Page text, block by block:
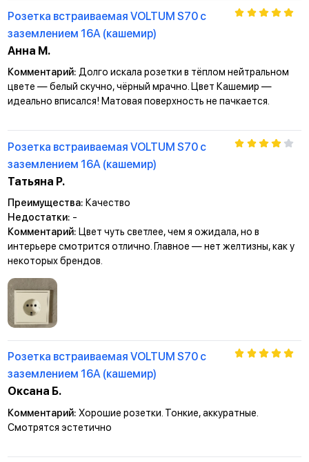
Розетка встраиваемая VOLTUM S70 с
заземлением 16А (кашемир)
Анна М.
Комментарий: Долго искала розетки в тёплом нейтральном
цвете — белый скучно, чёрный мрачно. Цвет Кашемир —
идеально вписался! Матовая поверхность не пачкается.
Розетка встраиваемая VOLTUM S70 с
заземлением 16А (кашемир)
Татьяна Р.
Преимущества: Качество
Недостатки: -
Комментарий: Цвет чуть светлее, чем я ожидала, но в
интерьере смотрится отлично. Главное — нет желтизны, как у
некоторых брендов.
Розетка встраиваемая VOLTUM S70 с
заземлением 16А (кашемир)
Оксана Б.
Комментарий: Хорошие розетки. Тонкие, аккуратные.
Смотрятся эстетично